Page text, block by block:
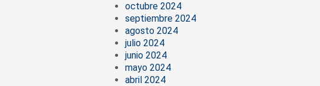
octubre 2024
septiembre 2024
agosto 2024
julio 2024
junio 2024
mayo 2024
abril 2024